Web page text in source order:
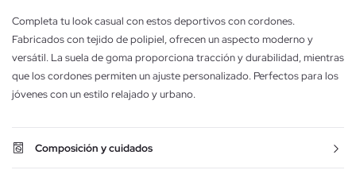
Completa tu look casual con estos deportivos con cordones.
Fabricados con tejido de polipiel, ofrecen un aspecto moderno y
versátil. La suela de goma proporciona tracción y durabilidad, mientras
que los cordones permiten un ajuste personalizado. Perfectos para los
jóvenes con un estilo relajado y urbano.
Composición y cuidados